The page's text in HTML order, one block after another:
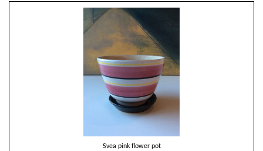
Svea pink flower pot